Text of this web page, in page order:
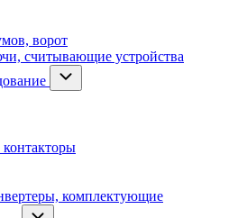
ворот
считывающие устройства
комплектующие